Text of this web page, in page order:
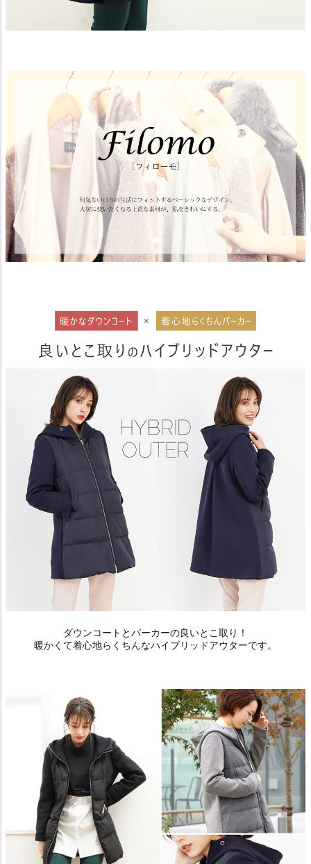
ダウンコートとパーカーの良いとこ取り！
暖かくて着心地らくちんなハイブリッドアウターです。